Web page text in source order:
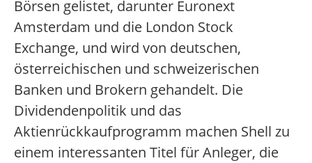
Börsen gelistet, darunter Euronext
Amsterdam und die London Stock
Exchange, und wird von deutschen,
österreichischen und schweizerischen
Banken und Brokern gehandelt. Die
Dividendenpolitik und das
Aktienrückkaufprogramm machen Shell zu
einem interessanten Titel für Anleger, die